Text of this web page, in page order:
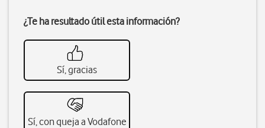
¿Te ha resultado útil esta información?
Sí, gracias
Sí, con queja a Vodafone